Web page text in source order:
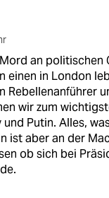
an politischen
einen in London
Rebellenanführer
wir zum
und Putin. Alles,
ist aber an der
ob sich bei